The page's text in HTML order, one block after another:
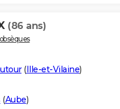
(86 ans)
(Ille-et-Vilaine)
(Aube)